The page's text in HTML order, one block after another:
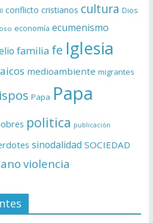
conflicto cristianos cultura Dios
economía ecumenismo
familia fe Iglesia
medioambiente migrantes
Papa Papa
politica publicación
sinodalidad SOCIEDAD
violencia